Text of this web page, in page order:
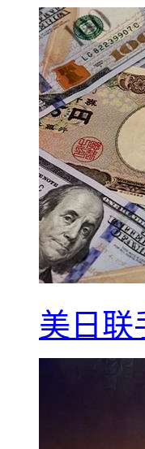
美日联